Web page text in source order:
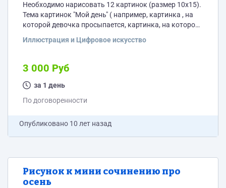
Необходимо нарисовать 12 картинок (размер 10х15).
Тема картинок "Мой день" ( например, картинка , на
которой девочка просыпается, картинка, на которой
предоставлю. На каждой картинке необходимо
волосами, стройную
Иллюстрация и Цифровое искусство
3 000 Руб
за 1 день
По договоренности
Опубликовано 10 лет назад
Рисунок к мини сочинению про
осень